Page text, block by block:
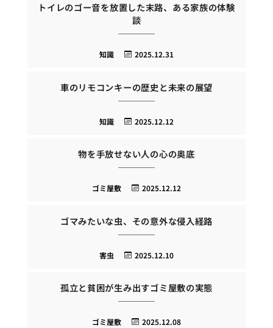
トイレのゴー音を放置した末路、ある家族の体験
談
2025.12.31
知識
車のリモコンキーの歴史と未来の展望
2025.12.12
知識
物を手放せない人の心の奥底
2025.12.12
ゴミ屋敷
ゴマみたいな虫、その意外な侵入経路
2025.12.10
害虫
孤立と貧困が生み出すゴミ屋敷の実態
2025.12.08
ゴミ屋敷